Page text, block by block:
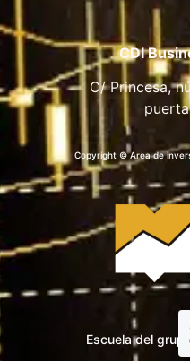
CDI
C/ Princesa,
Copyright © Area de
Escuela del